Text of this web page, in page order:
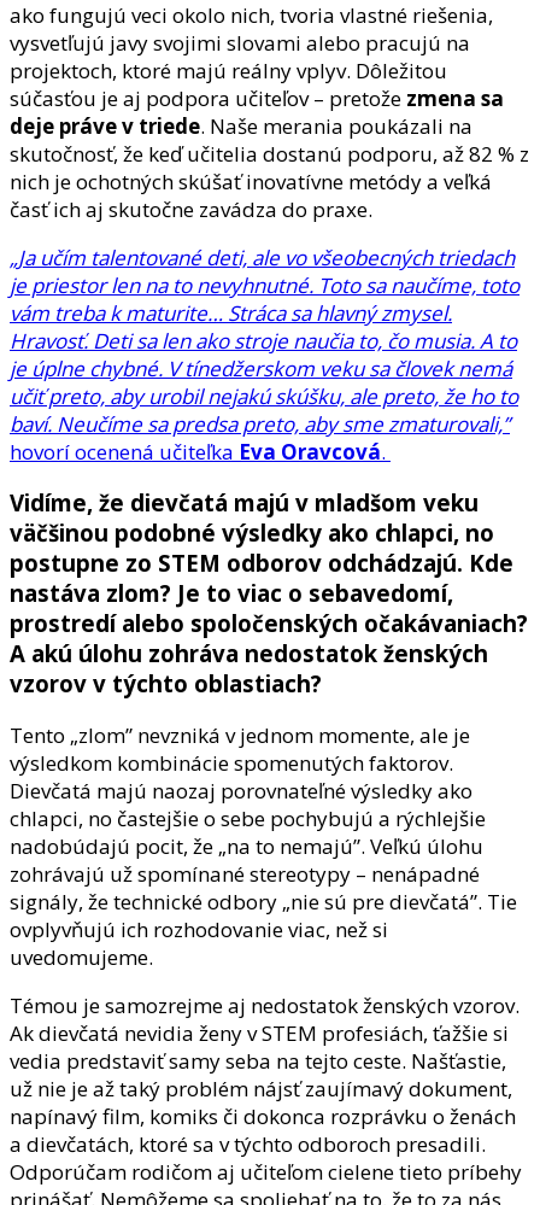
ako fungujú veci okolo nich, tvoria vlastné riešenia,
vysvetľujú javy svojimi slovami alebo pracujú na
projektoch, ktoré majú reálny vplyv. Dôležitou
súčasťou je aj podpora učiteľov – pretože zmena sa
deje práve v triede. Naše merania poukázali na
skutočnosť, že keď učitelia dostanú podporu, až 82 % z
nich je ochotných skúšať inovatívne metódy a veľká
časť ich aj skutočne zavádza do praxe.
„Ja učím talentované deti, ale vo všeobecných triedach
je priestor len na to nevyhnutné. Toto sa naučíme, toto
vám treba k maturite… Stráca sa hlavný zmysel.
Hravosť. Deti sa len ako stroje naučia to, čo musia. A to
je úplne chybné. V tínedžerskom veku sa človek nemá
učiť preto, aby urobil nejakú skúšku, ale preto, že ho to
baví. Neučíme sa predsa preto, aby sme zmaturovali,”
hovorí ocenená učiteľka Eva Oravcová.
Vidíme, že dievčatá majú v mladšom veku
väčšinou podobné výsledky ako chlapci, no
postupne zo STEM odborov odchádzajú. Kde
nastáva zlom? Je to viac o sebavedomí,
prostredí alebo spoločenských očakávaniach?
A akú úlohu zohráva nedostatok ženských
vzorov v týchto oblastiach?
Tento „zlom” nevzniká v jednom momente, ale je
výsledkom kombinácie spomenutých faktorov.
Dievčatá majú naozaj porovnateľné výsledky ako
chlapci, no častejšie o sebe pochybujú a rýchlejšie
nadobúdajú pocit, že „na to nemajú”. Veľkú úlohu
zohrávajú už spomínané stereotypy – nenápadné
signály, že technické odbory „nie sú pre dievčatá”. Tie
ovplyvňujú ich rozhodovanie viac, než si
uvedomujeme.
Témou je samozrejme aj nedostatok ženských vzorov.
Ak dievčatá nevidia ženy v STEM profesiách, ťažšie si
vedia predstaviť samy seba na tejto ceste. Našťastie,
už nie je až taký problém nájsť zaujímavý dokument,
napínavý film, komiks či dokonca rozprávku o ženách
a dievčatách, ktoré sa v týchto odboroch presadili.
Odporúčam rodičom aj učiteľom cielene tieto príbehy